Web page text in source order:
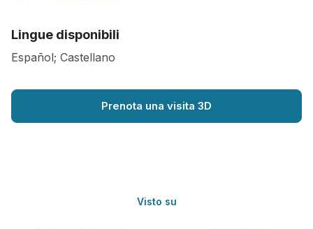
Lingue disponibili
Español; Castellano
Prenota una visita 3D
Visto su